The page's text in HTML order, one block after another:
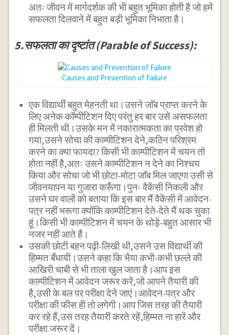
अतः जीवन में मार्गदर्शक की भी बहुत भूमिका होती है जो हमें
सफलता दिलवाने में बहुत बड़ी भूमिका निभाता है।
5.सफलता का दृष्टांत (Parable of Success):
Causes and Prevention of Failure
एक विद्यार्थी बहुत मेहनती था।उसने जाॅब प्राप्त करने के
लिए अनेक कॉम्पीटिशन दिए परंतु हर बार उसे असफलता
ही मिलती थी।उसके मन में नकारात्मकता का प्रवेश हो
गया,उसने सोचा की काम्पीटिशन देने,कठिन परिश्रम
करने का क्या फायदा? किसी भी काम्पीटिशन में चयन तो
होता नहीं है,अतः उसने काम्पीटिशन न देने का निश्चय
किया और सोचा जो भी छोटा-मोटा जाॅब मिल जाएगा उसी से
जीवनयापन या गुजारा करूँगा।पुनः वैकेंसी निकली और
उसने घर वालों को बताया कि इस बार मैं वैकेंसी में आवेदन-
पत्र नहीं भरूगा क्योंकि काम्पीटिशन देते-देते मैं थक चुका
हूं।किसी भी काम्पीटिशन में चयन के थोड़े-बहुत आसार भी
नजर नहीं आते हैं।
उसकी छोटी बहन पढ़ी-लिखी थी,उसने उस विद्यार्थी की
हिम्मत बँधायी।उसने कहा कि भैया कभी-कभी छल्ले की
आखिरी चाबी से भी ताला खुल जाता है।आप इस
काम्पीटिशन में आवेदन जरूर करें,जो आपने तैयारी की
है,उसी के बल पर परीक्षा देने जाएं।आवेदन-पत्र और
परीक्षा की फीस ही तो लगेगी।आप जिस तरह की तैयारी
कर रहे हैं,उस तरह तैयारी करते रहें,हिम्मत ना हारें और
परीक्षा जरूर दें।